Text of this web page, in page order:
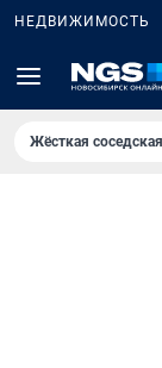
НЕДВИЖИМОСТЬ
Жёсткая